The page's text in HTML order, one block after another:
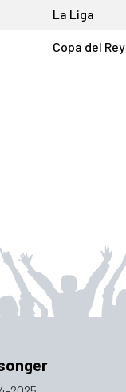
La Liga
Copa del Rey